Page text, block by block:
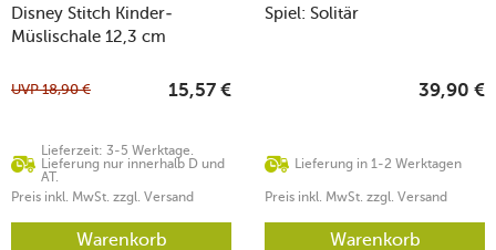
Disney Stitch Kinder-
Müslischale 12,3 cm
Lieferzeit: 3-5 Werktage.
Lieferung nur innerhalb D und
AT.
UVP18,90 € 15,57 €
Preis inkl. MwSt. zzgl. Versand
Warenkorb
Spiel: Solitär
Lieferung in 1-2 Werktagen
39,90 €
Preis inkl. MwSt. zzgl. Versand
Warenkorb